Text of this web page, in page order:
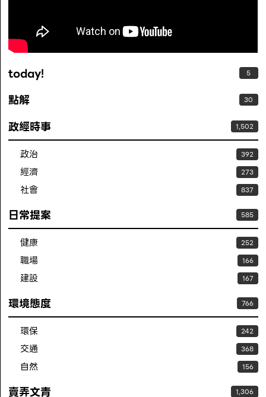
today! 5
點解 30
政經時事 1,502
政治 392
經濟 273
社會 837
日常提案 585
健康 252
職場 166
建設 167
環境態度 766
環保 242
交通 368
自然 156
賣弄文青 1,306